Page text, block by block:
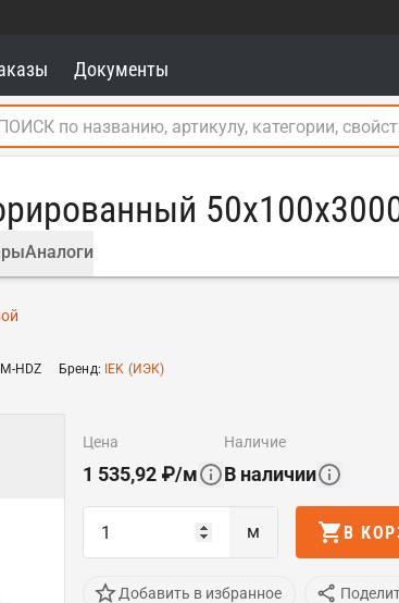
Документы
Аналоги
HDZ Бренд: IEK (ИЭК)
цена
1 535,92 ₽/м
наличие
В наличии
м В
Добавить в избранное